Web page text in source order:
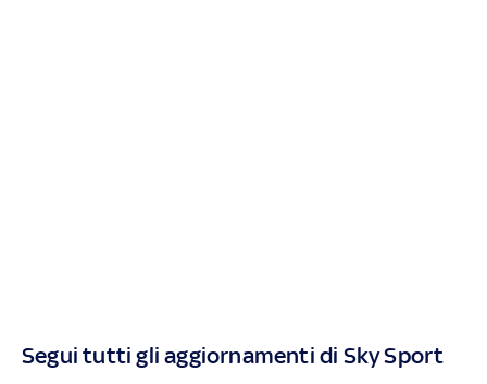
Segui tutti gli aggiornamenti di Sky Sport